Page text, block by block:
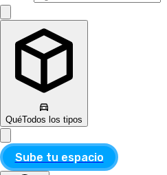
QuéTodos los tipos
Sube tu espacio